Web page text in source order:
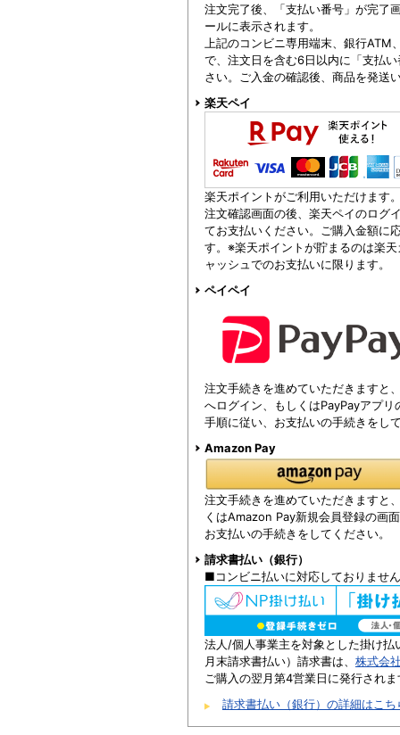
注文完了後、「支払い番号」が完了
ールに表示されます。
上記のコンビニ専用端末、銀行
で、注文日を含む6日以内に「支払
さい。ご入金の確認後、商品を発送
楽天ペイ
楽天ポイントがご利用いただけます
注文確認画面の後、楽天ペイのログ
てお支払いください。ご購入金額に
す。※楽天ポイントが貯まるのは楽
ャッシュでのお支払いに限ります。
ペイペイ
注文手続きを進めていただきますと
へログイン、もしくはPayPayアプ
手順に従い、お支払いの手続きをし
Amazon Pay
注文手続きを進めていただきますと
くはAmazon Pay新規会員登録の画
お支払いの手続きをしてください。
請求書払い（銀行）
■コンビニ払いに対応しておりませ
法人/個人事業主を対象とした掛け
月末請求書払い）請求書は、 株式会
ご購入の翌月第4営業日に発行され
請求書払い（銀行）の詳細はこち